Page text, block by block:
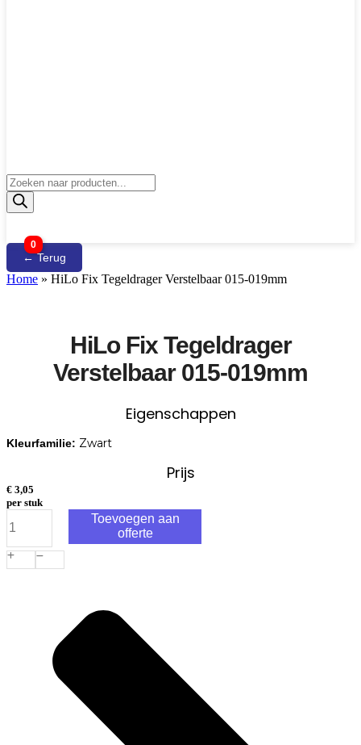
Producten
zoeken
0
← Terug
Home » HiLo Fix Tegeldrager Verstelbaar 015-019mm
HiLo Fix Tegeldrager
Verstelbaar 015-019mm
Eigenschappen
Kleurfamilie: Zwart
Prijs
€ 3,05
per stuk
Fix
Tegeldrager
Verstelbaar
015-
Toevoegen aan
offerte